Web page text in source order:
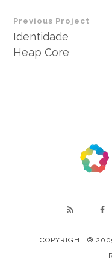
Previous Project
Identidade
Heap Core
COPYRIGHT ®